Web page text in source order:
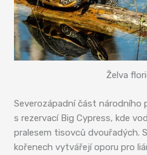
Želva
Severozápadní část národního
s rezervací Big Cypress, kde
pralesem tisovců dvouřadých.
kořenech vytvářejí oporu pro